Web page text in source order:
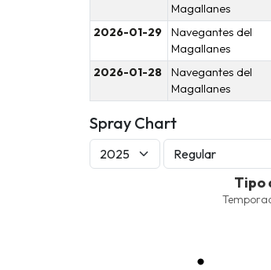
Magallanes
2026-01-29
Navegantes del
Magallanes
2026-01-28
Navegantes del
Magallanes
Spray Chart
Combination chart with 9 data
The chart has 1 X axis displaying
Tipo